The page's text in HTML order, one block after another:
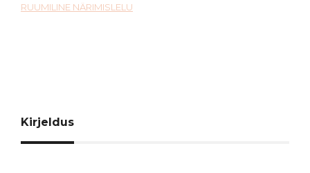
RUUMILINE NÄRIMISLELU
Kirjeldus